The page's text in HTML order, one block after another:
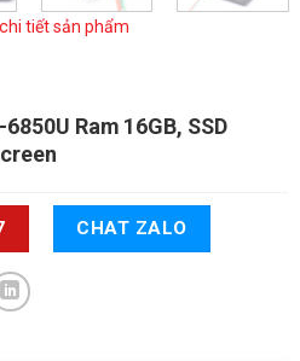
tiết sản phẩm
6850U Ram 16GB, SSD
CHAT ZALO